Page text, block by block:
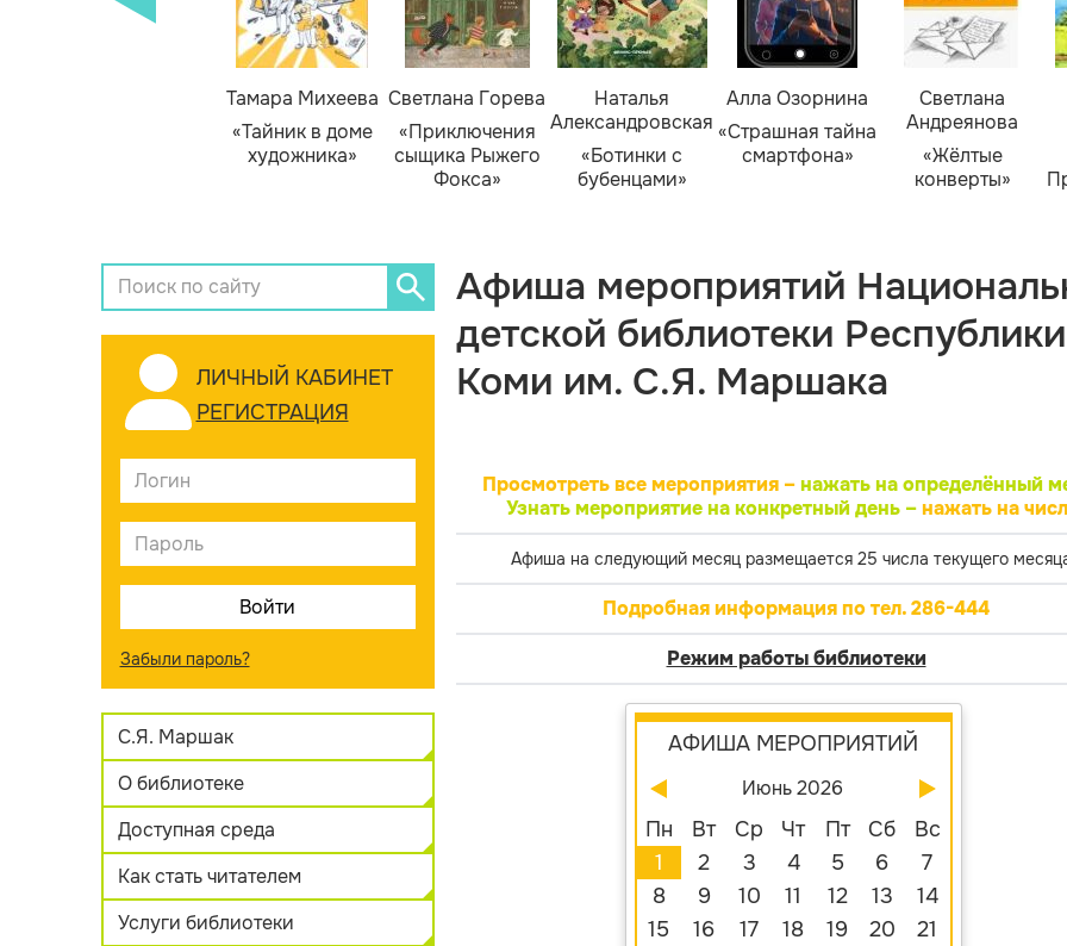
Тамара Михеева
«Тайник в доме
художника»
Светлана Горева
«Приключения
сыщика Рыжего
Фокса»
Наталья
Александровская
«Ботинки с
бубенцами»
Алла Озорнина
«Страшная тайна
смартфона»
Светлана
Андреянова
«Жёлтые
конверты»
ЛИЧНЫЙ КАБИНЕТ
РЕГИСТРАЦИЯ
Забыли пароль?
С.Я. Маршак
О библиотеке
Доступная среда
Как стать читателем
Услуги библиотеки
Афиша мероприятий
детской библиотеки Республики
Коми им. С.Я. Маршака
Просмотреть все мероприятия – нажать на определённый
Узнать мероприятие на конкретный день –нажать на
Афиша на следующий месяц размещается 25 числа текущего
Подробная информация по тел. 286-444
Режим работы библиотеки
АФИША МЕРОПРИЯТИЙ
Июнь 2026
Пн Вт Ср Чт Пт Сб
Вс
1
2 3 4 5 6
7
8
9 10 11 12 13
14
15
16 17 18 19 20
21